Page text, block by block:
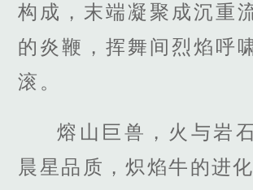
构成，末端凝聚成沉重
的炎鞭，挥舞间烈焰呼
滚。
熔山巨兽，火与岩
晨星品质，炽焰牛的进化